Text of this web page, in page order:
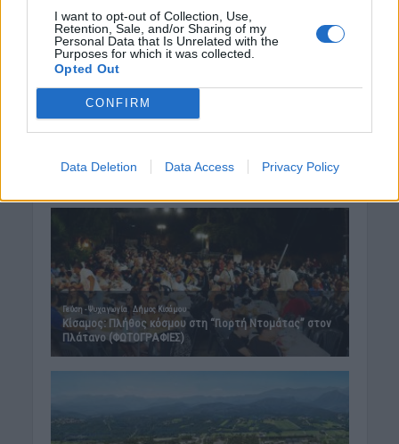
I want to opt-out of Collection, Use,
Retention, Sale, and/or Sharing of my
Personal Data that Is Unrelated with the
Purposes for which it was collected.
Opted Out
CONFIRM
Data Deletion Data Access Privacy Policy